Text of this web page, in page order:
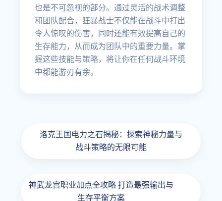
也是不可忽视的部分。通过灵活的战术调整
和团队配合，狂暴战士不仅能在战斗中打出
令人惊叹的伤害，同时还能有效提高自己的
生存能力，从而成为团队中的重要力量。掌
握这些技能与策略，将让你在任何战斗环境
中都能游刃有余。
洛克王国电力之石揭秘：探索神秘力量与
战斗策略的无限可能
神武龙宫职业加点全攻略 打造最强输出与
生存平衡方案